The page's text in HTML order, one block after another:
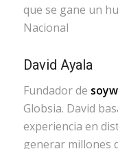
que se gane un
Nacional
David Ayala
Fundador de
Globsia. David
experiencia en
generar millones